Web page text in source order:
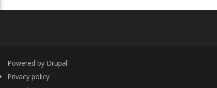
Powered by Drupal
FOOTER
Privacy policy